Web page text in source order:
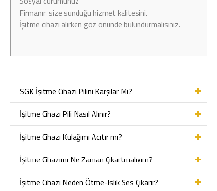
Firmanın size sunduğu hizmet kalitesini,
İşitme cihazı alırken göz önünde bulundurmalısınız.
SGK İşitme Cihazı Pilini Karşılar Mı?
İşitme Cihazı Pili Nasıl Alınır?
İşitme Cihazı Kulağımı Acıtır mı?
İşitme Cihazımı Ne Zaman Çıkartmalıyım?
İşitme Cihazı Neden Ötme-Islık Ses Çıkarır?